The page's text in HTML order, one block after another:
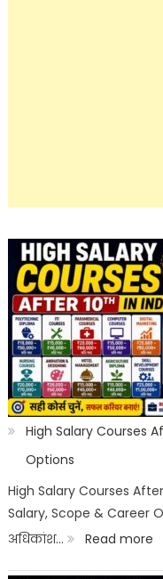
High Salary Courses
Options
High Salary Courses
Salary, Scope & Career
अधिकांश…
Read more: